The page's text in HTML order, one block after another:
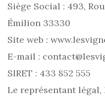
Siège Social : 493,
Émilion 33330
Site web :
E-mail :
SIRET : 433 852 555
Le représentant légal,